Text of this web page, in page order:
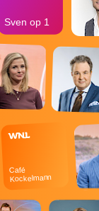
Café
Kockelmann
Sven op 1